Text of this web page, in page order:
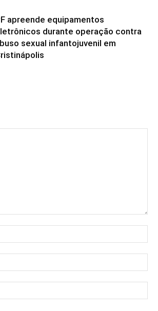
apreende equipamentos
durante operação contra
sexual infantojuvenil em